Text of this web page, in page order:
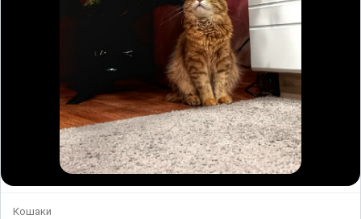
Кошаки